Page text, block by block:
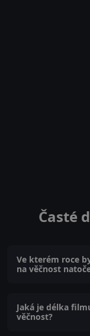
Časté
Ve kterém roce
na věčnost
Jaká je délka
věčnost?